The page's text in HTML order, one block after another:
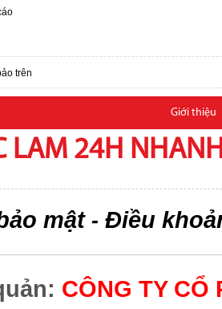
trên
Giới thiệu
LAM 24H
mật- Điều
CÔNG TY CỔ